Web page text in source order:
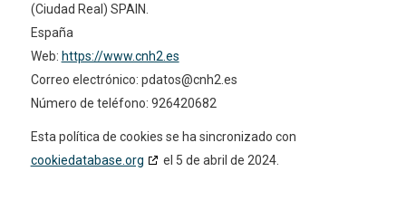
(Ciudad Real) SPAIN.
España
Web: https://www.cnh2.es
Correo electrónico: pdatos@cnh2.es
Número de teléfono: 926420682
Esta política de cookies se ha sincronizado con
cookiedatabase.org
el 5 de abril de 2024.